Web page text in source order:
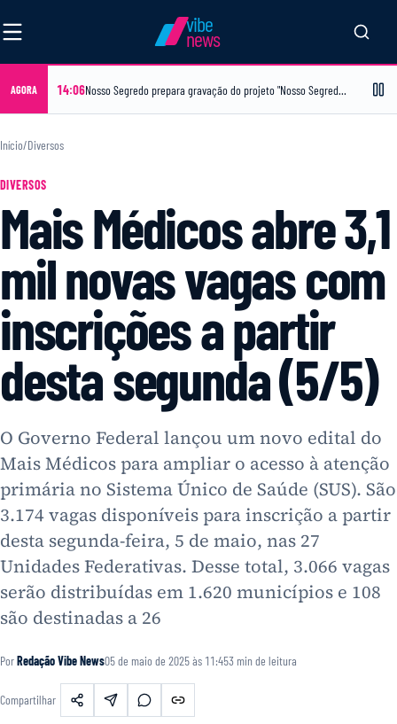
vibe
news
AGORA 14:06 Nosso Segredo prepara gravação do projeto "Nosso Segredo em Casa" no bairro Papagaio, no dia 16 de agosto
Início/Diversos
DIVERSOS
Mais Médicos abre 3,1
mil novas vagas com
inscrições a partir
desta segunda (5/5)
O Governo Federal lançou um novo edital do
Mais Médicos para ampliar o acesso à atenção
primária no Sistema Único de Saúde (SUS). São
3.174 vagas disponíveis para inscrição a partir
desta segunda-feira, 5 de maio, nas 27
Unidades Federativas. Desse total, 3.066 vagas
serão distribuídas em 1.620 municípios e 108
são destinadas a 26
PorRedação Vibe News05 de maio de 2025 às 11:453 min de leitura
Compartilhar